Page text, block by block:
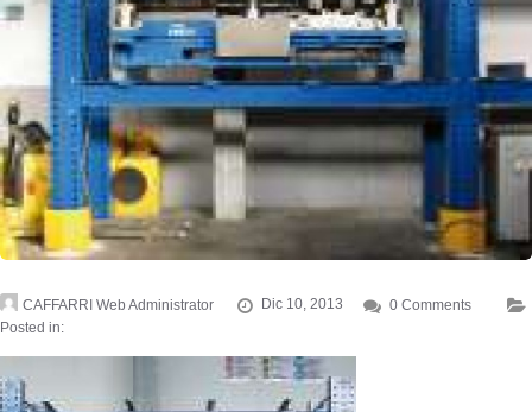
CAFFARRI Web Administrator Dic 10, 2013
0 Comments
Posted in: